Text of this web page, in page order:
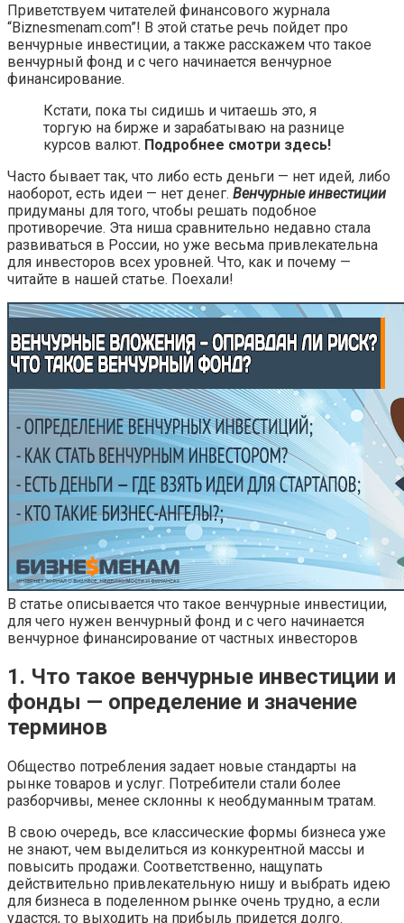
Приветствуем читателей финансового журнала
“Biznesmenam.com”! В этой статье речь пойдет про
венчурные инвестиции, а также расскажем что такое
венчурный фонд и с чего начинается венчурное
финансирование.
Кстати, пока ты сидишь и читаешь это, я
торгую на бирже и зарабатываю на разнице
курсов валют. Подробнее смотри здесь!
Часто бывает так, что либо есть деньги — нет идей, либо
наоборот, есть идеи — нет денег. Венчурные инвестиции
придуманы для того, чтобы решать подобное
противоречие. Эта ниша сравнительно недавно стала
развиваться в России, но уже весьма привлекательна
для инвесторов всех уровней. Что, как и почему —
читайте в нашей статье. Поехали!
В статье описывается что такое венчурные инвестиции,
для чего нужен венчурный фонд и с чего начинается
венчурное финансирование от частных инвесторов
1. Что такое венчурные инвестиции и
фонды — определение и значение
терминов
Общество потребления задает новые стандарты на
рынке товаров и услуг. Потребители стали более
разборчивы, менее склонны к необдуманным тратам.
В свою очередь, все классические формы бизнеса уже
не знают, чем выделиться из конкурентной массы и
повысить продажи. Соответственно, нащупать
действительно привлекательную нишу и выбрать идею
для бизнеса в поделенном рынке очень трудно, а если
удастся, то выходить на прибыль придется долго.